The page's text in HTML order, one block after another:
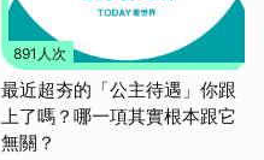
891人次
最近超夯的「公主待遇」你跟
上了嗎？哪一項其實根本跟它
無關？